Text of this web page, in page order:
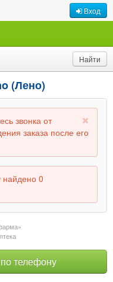
Вход
(Лено)
звонка от
заказа после его
найдено 0
телефону